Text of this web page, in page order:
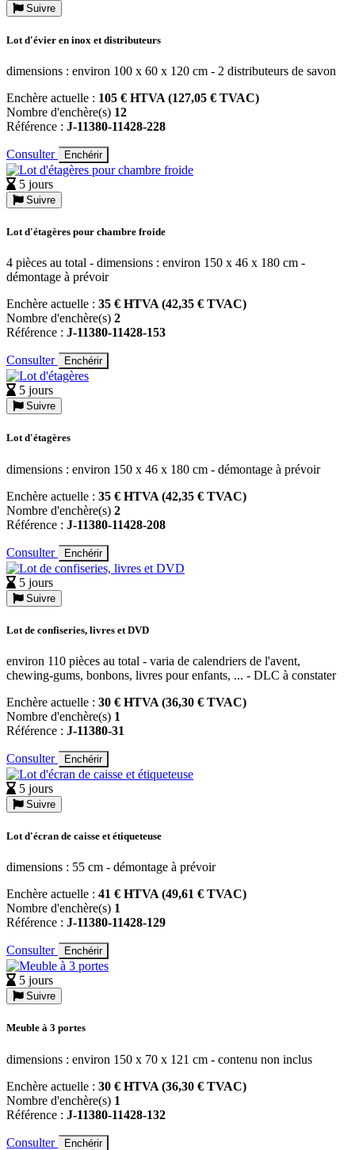
Suivre
Lot d'évier en inox et distributeurs
dimensions : environ 100 x 60 x 120 cm - 2 distributeurs de savon
Enchère actuelle : 105 € HTVA (127,05 € TVAC)
Nombre d'enchère(s) 12
Référence : J-11380-11428-228
Consulter Enchérir
5 jours
Suivre
Lot d'étagères pour chambre froide
4 pièces au total - dimensions : environ 150 x 46 x 180 cm -
démontage à prévoir
Enchère actuelle : 35 € HTVA (42,35 € TVAC)
Nombre d'enchère(s) 2
Référence : J-11380-11428-153
Consulter Enchérir
5 jours
Suivre
Lot d'étagères
dimensions : environ 150 x 46 x 180 cm - démontage à prévoir
Enchère actuelle : 35 € HTVA (42,35 € TVAC)
Nombre d'enchère(s) 2
Référence : J-11380-11428-208
Consulter Enchérir
5 jours
Suivre
Lot de confiseries, livres et DVD
environ 110 pièces au total - varia de calendriers de l'avent,
chewing-gums, bonbons, livres pour enfants, ... - DLC à constater
Enchère actuelle : 30 € HTVA (36,30 € TVAC)
Nombre d'enchère(s) 1
Référence : J-11380-31
Consulter Enchérir
5 jours
Suivre
Lot d'écran de caisse et étiqueteuse
dimensions : 55 cm - démontage à prévoir
Enchère actuelle : 41 € HTVA (49,61 € TVAC)
Nombre d'enchère(s) 1
Référence : J-11380-11428-129
Consulter Enchérir
5 jours
Suivre
Meuble à 3 portes
dimensions : environ 150 x 70 x 121 cm - contenu non inclus
Enchère actuelle : 30 € HTVA (36,30 € TVAC)
Nombre d'enchère(s) 1
Référence : J-11380-11428-132
Consulter Enchérir